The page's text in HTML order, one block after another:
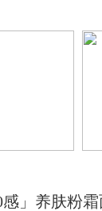
」养肤粉